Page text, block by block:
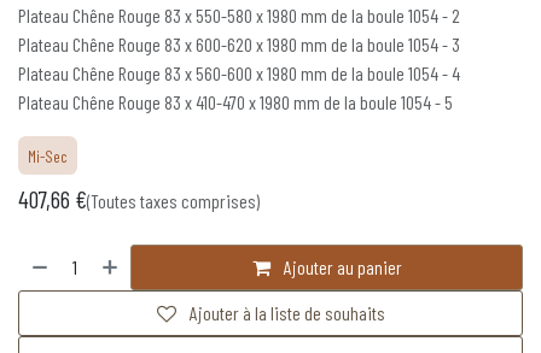
Plateau Chêne Rouge 83 x 550-580 x 1980 mm de la boule 1054 - 2
Plateau Chêne Rouge 83 x 600-620 x 1980 mm de la boule 1054 - 3
Plateau Chêne Rouge 83 x 560-600 x 1980 mm de la boule 1054 - 4
Plateau Chêne Rouge 83 x 410-470 x 1980 mm de la boule 1054 - 5
Mi-Sec
407,66 €(Toutes taxes comprises)
Ajouter au panier
Ajouter à la liste de souhaits